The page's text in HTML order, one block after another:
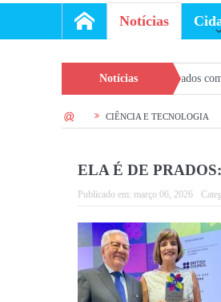
Notícias
Notícias
prevenção e cuidados com a saúde em
HOME CIÊNCIA E TECNOLOGIA
ELA É DE
Publicado em: março 06, 2026